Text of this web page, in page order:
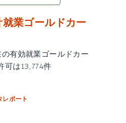
業ゴールドカー
有効就業ゴールドカー
可は13,774件
レポート